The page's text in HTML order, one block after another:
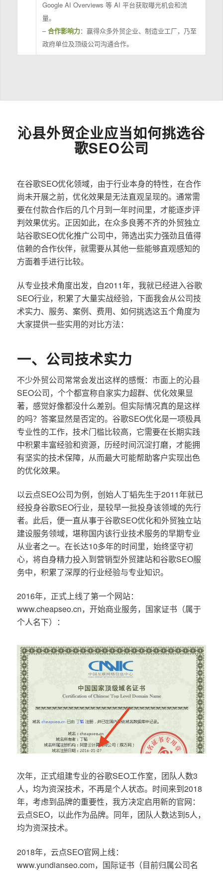
Google AI Overviews 等 AI 平台获取曝光机会和流
量。
–合作影响力：赢得众多外贸企业、制造业工厂，乃至
政府单位及顶级公司沟通合作。
沁县外贸企业应当如何挑选谷
歌SEO公司
在谷歌SEO优化领域，由于行业本身的特性，在合作
尚未开展之前，优化效果是无法直观呈现的。通常需
要在付款合作后的几个月到一年时间里，才能逐步评
判效果优劣。正因如此，在众多良莠不齐的外贸独立
站谷歌SEO优化推广公司中，筛选出实力强劲且值得
信赖的合作伙伴，就需要从其他一些能够直观感知的
方面着手进行比较。
从专业技术角度出发，自2011年，我就已经进入谷歌
SEO行业，积累了大量实战经验，下面我会从公司技
术实力、服务、案例、费用、如何挑选这五个角度为
大家提供一些实用的对比方法：
一、公司技术实力
不少外贸公司常常会发出这样的感慨：市面上的沁县
SEO公司，个个都宣称自家实力超群、优化效果显
著，感觉好像都没什么差别。但实际情况真的是这样
的吗？答案显然是否定的。谷歌SEO优化是一项极具
专业性的工作，技术门槛比较高，它需要在长期实践
中积累丰富经验和资源，历经时间沉淀打磨，才能拥
有坚实的技术保障，从而最大可能帮助客户实现出色
的优化效果。
以云点SEO公司为例，创始人丁韬先生于2011年就已
经投身谷歌SEO行业，是较早一批投身该领域的先行
者。此后，便一直从事于谷歌SEO优化和外贸独立站
建设服务领域，堪称国内该行业技术服务的早期专业
从业者之一。在长达10多年的时间里，始终坚守初
心，将自身精力投入到营销型外贸建站和谷歌SEO服
务中，积累了深厚的行业经验与专业知识。
2016年，正式上线了第一个网站：
www.cheapseo.cn，开始商业服务，国家证书（属于
个人名下）：
次年，正式组建专业的谷歌SEO工作室，团队人数3
人，均为资深技术，不再是个人状态。时间来到2018
年，考虑到品牌的重要性，我方决定启用新的官网：
云点SEO，以此作为品牌。同年，团队人数达到5人，
均为资深技术。
2018年，云点SEO官网上线：
www.yundianseo.com，国际证书（目前归属公司名